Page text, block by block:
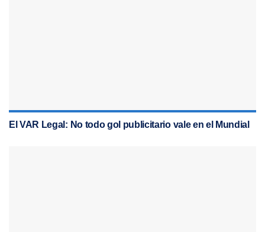
El VAR Legal: No todo gol publicitario vale en el Mundial